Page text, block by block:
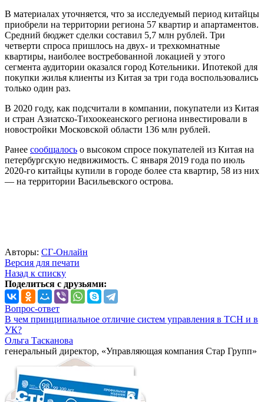
В материалах уточняется, что за исследуемый период китайцы
приобрели на территории региона 57 квартир и апартаментов.
Средний бюджет сделки составил 5,7 млн рублей. Три
четверти спроса пришлось на двух- и трехкомнатные
квартиры, наиболее востребованной локацией у этого
сегмента аудитории оказался город Котельники. Ипотекой для
покупки жилья клиенты из Китая за три года воспользовались
только один раз.
В 2020 году, как подсчитали в компании, покупатели из Китая
и стран Азиатско-Тихоокеанского региона инвестировали в
новостройки Московской области 136 млн рублей.
Ранее сообщалось о высоком спросе покупателей из Китая на
петербургскую недвижимость. С января 2019 года по июль
2020-го китайцы купили в городе более ста квартир, 58 из них
— на территории Васильевского острова.
Авторы: СГ-Онлайн
Версия для печати
Назад к списку
Поделиться с друзьями:
Вопрос-ответ
В чем принципиальное отличие систем управления в ТСН и в
УК?
Ольга Тасканова
генеральный директор, «Управляющая компания Стар Групп»